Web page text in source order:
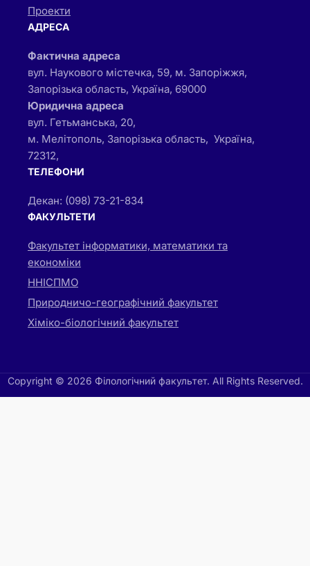
Проекти
АДРЕСА
Фактична адреса
вул. Наукового містечка, 59, м. Запоріжжя,
Запорізька область, Україна, 69000
Юридична адреса
вул. Гетьманська, 20,
м. Мелітополь, Запорізька область, Україна,
72312,
ТЕЛЕФОНИ
Декан: (098) 73-21-834
ФАКУЛЬТЕТИ
Факультет інформатики, математики та
економіки
ННІСПМО
Природничо-географічний факультет
Хіміко-біологічний факультет
Copyright © 2026 Філологічний факультет. All Rights Reserved.